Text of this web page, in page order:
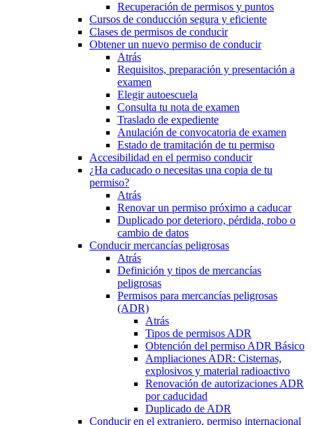
Recuperación de permisos y puntos
Cursos de conducción segura y eficiente
Clases de permisos de conducir
Obtener un nuevo permiso de conducir
Atrás
Requisitos, preparación y presentación a
examen
Elegir autoescuela
Consulta tu nota de examen
Traslado de expediente
Anulación de convocatoria de examen
Estado de tramitación de tu permiso
Accesibilidad en el permiso conducir
¿Ha caducado o necesitas una copia de tu
permiso?
Atrás
Renovar un permiso próximo a caducar
Duplicado por deterioro, pérdida, robo o
cambio de datos
Conducir mercancías peligrosas
Atrás
Definición y tipos de mercancías
peligrosas
Permisos para mercancías peligrosas
(ADR)
Atrás
Tipos de permisos ADR
Obtención del permiso ADR Básico
Ampliaciones ADR: Cisternas,
explosivos y material radioactivo
Renovación de autorizaciones ADR
por caducidad
Duplicado de ADR
Conducir en el extranjero, permiso internacional